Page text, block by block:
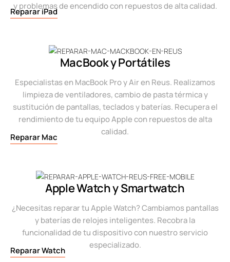
y problemas de encendido con repuestos de alta calidad.
Reparar iPad
MacBook y Portátiles
Especialistas en MacBook Pro y Air en Reus. Realizamos
limpieza de ventiladores, cambio de pasta térmica y
sustitución de pantallas, teclados y baterías. Recupera el
rendimiento de tu equipo Apple con repuestos de alta
calidad.
Reparar Mac
Apple Watch y Smartwatch
¿Necesitas reparar tu Apple Watch? Cambiamos pantallas
y baterías de relojes inteligentes. Recobra la
funcionalidad de tu dispositivo con nuestro servicio
especializado.
Reparar Watch